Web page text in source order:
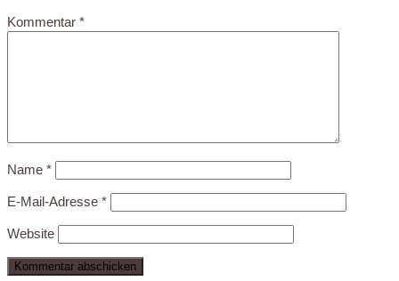
Kommentar *
Name *
E-Mail-Adresse *
Website